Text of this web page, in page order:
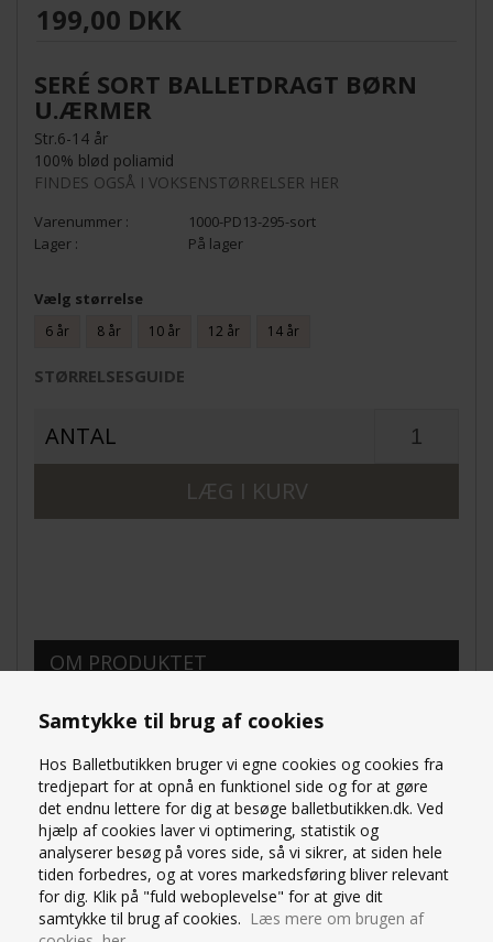
Samtykke til brug af cookies
Hos Balletbutikken bruger vi egne cookies og cookies fra
tredjepart for at opnå en funktionel side og for at gøre
det endnu lettere for dig at besøge balletbutikken.dk. Ved
hjælp af cookies laver vi optimering, statistik og
analyserer besøg på vores side, så vi sikrer, at siden hele
tiden forbedres, og at vores markedsføring bliver relevant
for dig. Klik på "fuld weboplevelse" for at give dit
samtykke til brug af cookies. Læs mere om brugen af
199,00 DKK
SERÉ SORT BALLETDRAGT BØRN
U.ÆRMER
Str.6-14 år
100% blød poliamid
FINDES OGSÅ I VOKSENSTØRRELSER HER
1000-PD13-295-sort
På lager
Vælg størrelse
6 år 8 år 10 år 12 år 14 år
STØRRELSESGUIDE
ANTAL
OM PRODUKTET
SPØRG OS
Seré sort dragt til balletuden ærmer
Balletbutikkens eget mærke
Rund halsudskæring for og bag
Lækker blød og elastisk kvalitet
Hurtigtørrende
God bevægelses frihed
Moderat benlinje